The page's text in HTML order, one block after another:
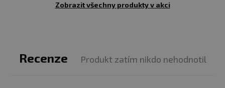
Zobrazit všechny produkty v akci
Recenze Produkt zatím nikdo nehodnotil